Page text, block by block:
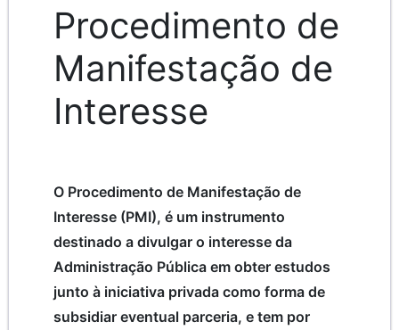
Procedimento de
Manifestação de
Interesse
O Procedimento de Manifestação de
Interesse (PMI), é um instrumento
destinado a divulgar o interesse da
Administração Pública em obter estudos
junto à iniciativa privada como forma de
subsidiar eventual parceria, e tem por